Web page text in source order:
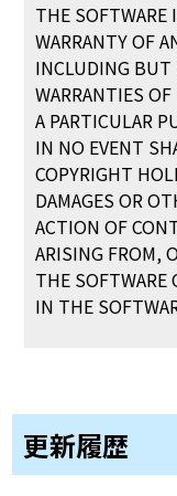
THE
WARRANTY OF
INCLUDING
WARRANTIES
A PARTICULAR
IN NO EVENT
COPYRIGHT
DAMAGES OR
ACTION OF
ARISING FROM,
THE SOFTWARE
IN THE
更新履歴